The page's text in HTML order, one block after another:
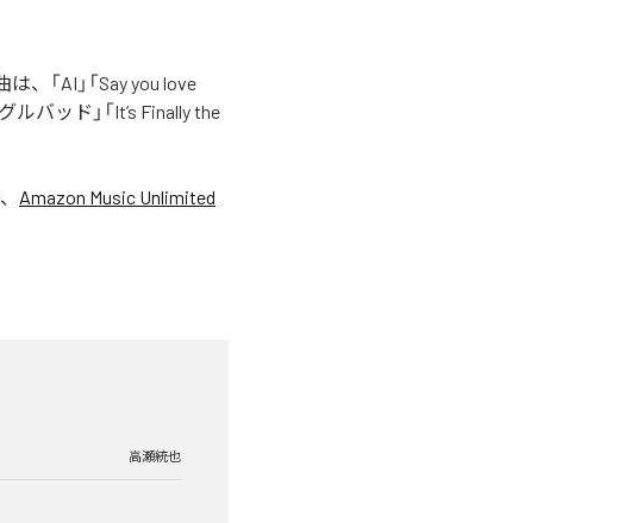
「AI」「Say you love
ルバッド」「It’s Finally the
、 Amazon Music Unlimited
高瀬統也